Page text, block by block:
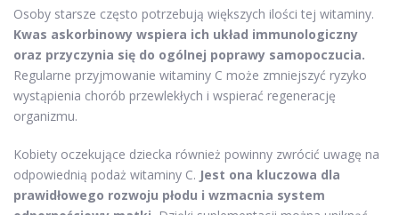
Osoby starsze często potrzebują większych ilości tej witaminy.
Kwas askorbinowy wspiera ich układ immunologiczny
oraz przyczynia się do ogólnej poprawy samopoczucia.
Regularne przyjmowanie witaminy C może zmniejszyć ryzyko
wystąpienia chorób przewlekłych i wspierać regenerację
organizmu.
Kobiety oczekujące dziecka również powinny zwrócić uwagę na
odpowiednią podaż witaminy C. Jest ona kluczowa dla
prawidłowego rozwoju płodu i wzmacnia system